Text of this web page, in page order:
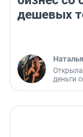
дешевых
деньги